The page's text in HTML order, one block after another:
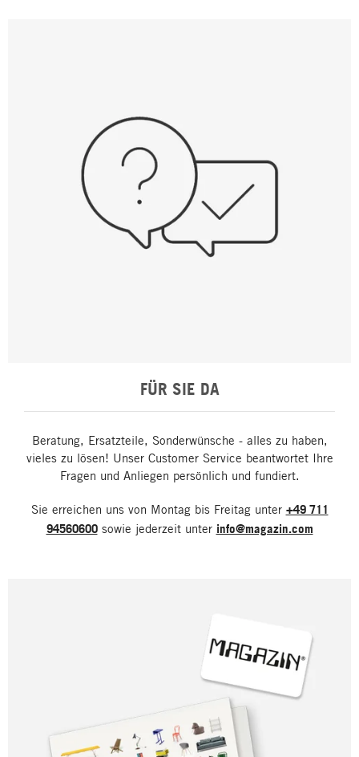
FÜR SIE DA
Beratung, Ersatzteile, Sonderwünsche - alles zu haben,
vieles zu lösen! Unser Customer Service beantwortet Ihre
Fragen und Anliegen persönlich und fundiert.
Sie erreichen uns von Montag bis Freitag unter +49 711
94560600sowie jederzeit unter info@magazin.com